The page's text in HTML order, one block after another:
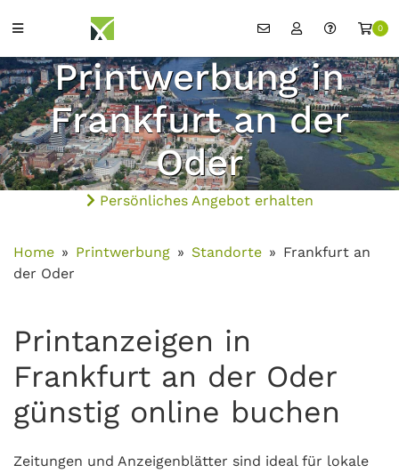
0
Printwerbung in
Frankfurt an der
Oder
Persönliches Angebot erhalten
Home Printwerbung Standorte
Frankfurt an
der Oder
Printanzeigen in
Frankfurt an der Oder
günstig online buchen
Zeitungen und Anzeigenblätter sind ideal für lokale